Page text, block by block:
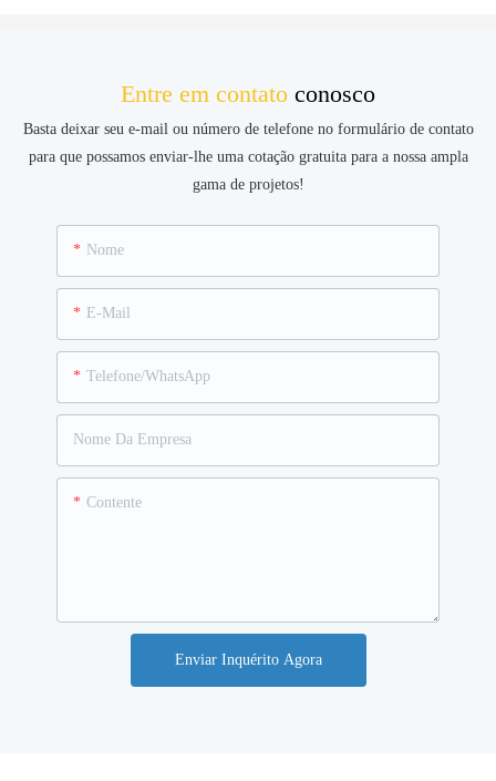
Entre em contato conosco
Basta deixar seu e-mail ou número de telefone no formulário de contato
para que possamos enviar-lhe uma cotação gratuita para a nossa ampla
gama de projetos!
Nome
E-Mail
Telefone/WhatsApp
Nome Da Empresa
Contente
Enviar Inquérito Agora